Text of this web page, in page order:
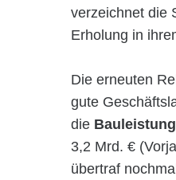
verzeichnet die
Erholung in
Die erneuten
gute
die Bauleistung
3,2 Mrd. €
übertraf